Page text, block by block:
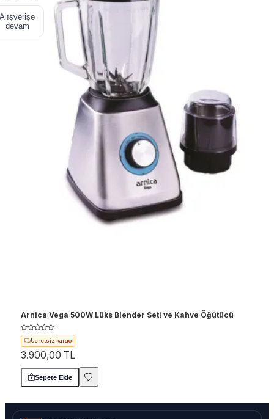
Alışverişe
devam
Arnica Vega 500W Lüks Blender Seti ve Kahve Öğütücü
Hızlı teslimat
Ücretsiz kargo
3.900,00 TL
Sepete Ekle